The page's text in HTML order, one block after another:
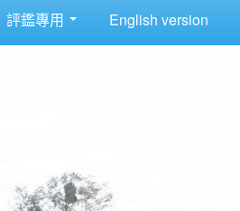
評鑑專用 English version